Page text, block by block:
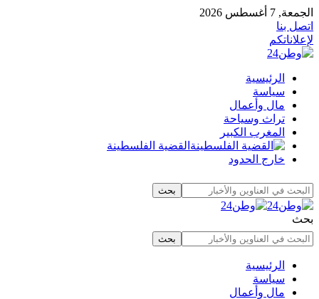
الجمعة, 7 أغسطس 2026
اتصل بنا
لإعلاناتكم
الرئيسية
سياسة
مال وأعمال
تراث وسياحة
المغرب الكبير
القضية الفلسطينة
خارج الحدود
بحث
الرئيسية
سياسة
مال وأعمال